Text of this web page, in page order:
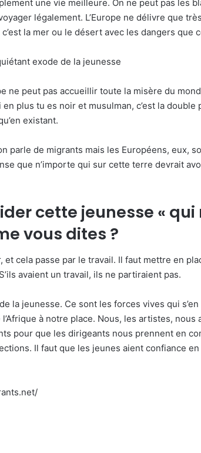
une vie meilleure. On ne peut pas les
légalement. L’Europe ne délivre que
la mer ou le désert avec les dangers que
exode de la jeunesse
ne peut pas accueillir toute la misère du
plus tu es noir et musulman, c’est la double
existant.
parle de migrants mais les Européens, eux,
que n’importe qui sur cette terre devrait
cette jeunesse « qui
vous dites ?
et cela passe par le travail. Il faut mettre en
avaient un travail, ils ne partiraient pas.
la jeunesse. Ce sont les forces vives qui
à notre place. Nous, les artistes, nous
pour que les dirigeants nous prennent en
Il faut que les jeunes aient confiance